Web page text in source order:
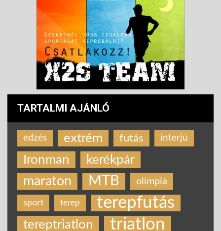
TARTALMI AJÁNLÓ
edzés extrém futás interjú
Ironman kerékpár
maraton MTB olimpia
sport terep terepfutás
tereptriatlon triatlon